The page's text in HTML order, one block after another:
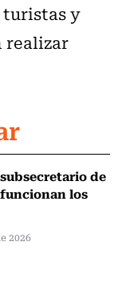
y
realizar
de
los
2026